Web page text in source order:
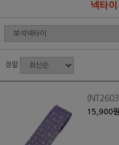
넥타이
정렬
15,900원